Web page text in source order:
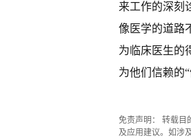
来工作的深刻
像医学的道路
为临床医生的
为他们信赖的“
免责声明： 转载目
及应用建议。如涉